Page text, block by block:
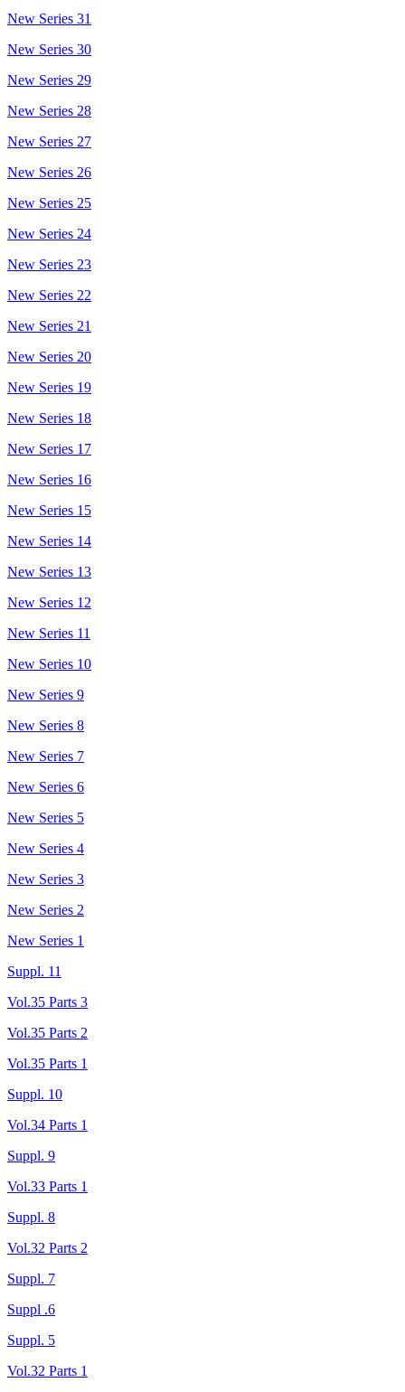
New Series 31
New Series 30
New Series 29
New Series 28
New Series 27
New Series 26
New Series 25
New Series 24
New Series 23
New Series 22
New Series 21
New Series 20
New Series 19
New Series 18
New Series 17
New Series 16
New Series 15
New Series 14
New Series 13
New Series 12
New Series 11
New Series 10
New Series 9
New Series 8
New Series 7
New Series 6
New Series 5
New Series 4
New Series 3
New Series 2
New Series 1
Suppl. 11
Vol.35 Parts 3
Vol.35 Parts 2
Vol.35 Parts 1
Suppl. 10
Vol.34 Parts 1
Suppl. 9
Vol.33 Parts 1
Suppl. 8
Vol.32 Parts 2
Suppl. 7
Suppl .6
Suppl. 5
Vol.32 Parts 1